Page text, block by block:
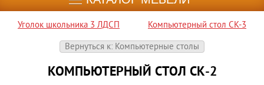
Уголок школьника 3 ЛДСП
Компьютерный стол СК-3
Вернуться к: Компьютерные столы
КОМПЬЮТЕРНЫЙ СТОЛ СК-2